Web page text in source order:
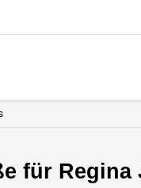
für Regina